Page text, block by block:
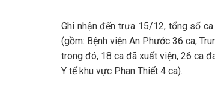
Ghi nhận đến trưa 15/12, tổng số
(gồm: Bệnh viện An Phước 36 ca,
trong đó, 18 ca đã xuất viện, 26 ca
Y tế khu vực Phan Thiết 4 ca).